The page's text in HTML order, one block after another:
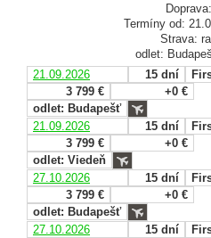
Doprava:
Termíny od:
Strava:
odlet:
21.09.2026
15 dní
3 799 €
+0 €
odlet: Budapešť
21.09.2026
15 dní
3 799 €
+0 €
odlet: Viedeň
27.10.2026
15 dní
3 799 €
+0 €
odlet: Budapešť
27.10.2026
15 dní